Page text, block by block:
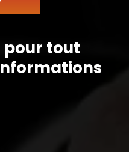
tout